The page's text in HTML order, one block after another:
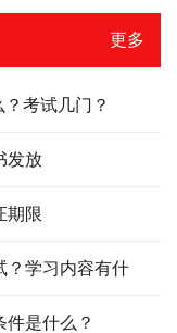
更多
考试几门？
发放
期限
？学习内容有什
件是什么？